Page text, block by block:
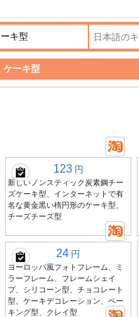
ケーキ型
123 円
新しいノンスティック炭素鋼チー
ズケーキ型、インターネットで有
名な黄金黒い楕円形のケーキ型、
チーズチーズ型
24 円
ヨーロッパ風フォトフレーム、ミ
ラーフレーム、フレームシェイ
プ、シリコーン型、チョコレート
型、ケーキデコレーション、ベー
キング型、クレイ型